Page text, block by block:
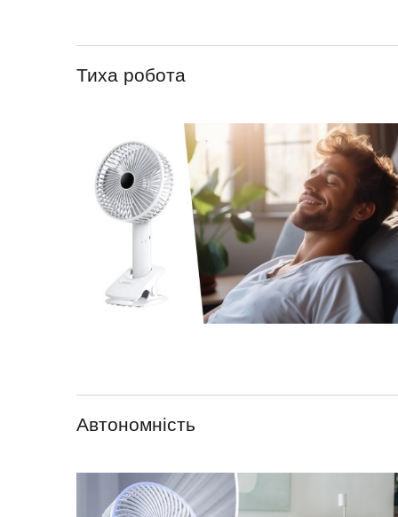
Тиха робота
Автономність